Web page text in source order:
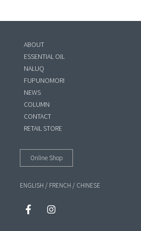
ABOUT
ESSENTIAL OIL
NALUQ
FUPUNOMORI
NEWS
COLUMN
CONTACT
RETAIL STORE
Online Shop
ENGLISH / FRENCH / CHINESE